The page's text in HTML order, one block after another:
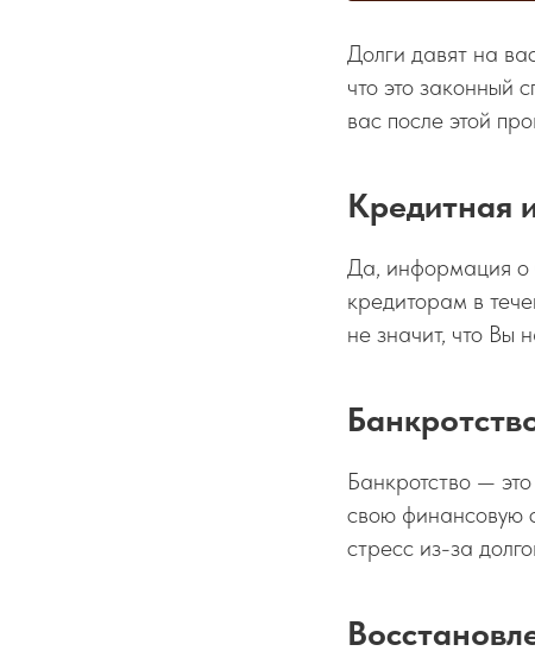
Долги давят на
что это законный
вас после этой
Кредитная
Да, информация о
кредиторам в
не значит, что Вы
Банкротство —
свою финансовую
стресс из-за